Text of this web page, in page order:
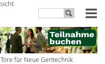
für Neue Gentechnik